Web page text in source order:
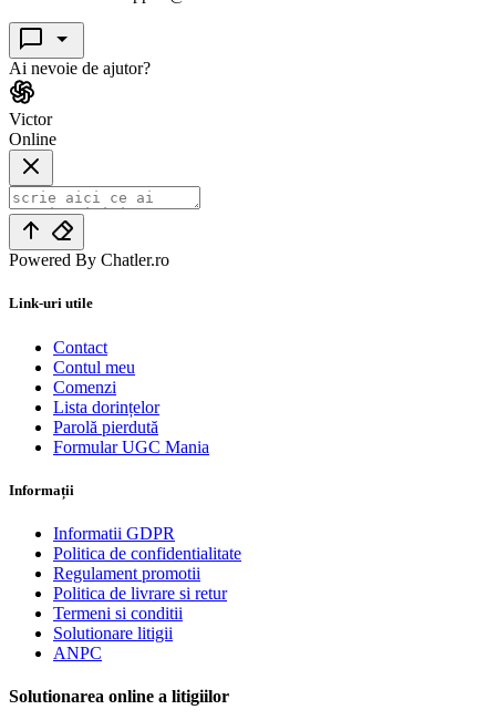
Ai nevoie de ajutor?
Victor
Online
Powered By Chatler.ro
Link-uri utile
Contact
Contul meu
Comenzi
Lista dorințelor
Parolă pierdută
Formular UGC Mania
Informații
Informatii GDPR
Politica de confidentialitate
Regulament promotii
Politica de livrare si retur
Termeni si conditii
Solutionare litigii
ANPC
Solutionarea online a litigiilor